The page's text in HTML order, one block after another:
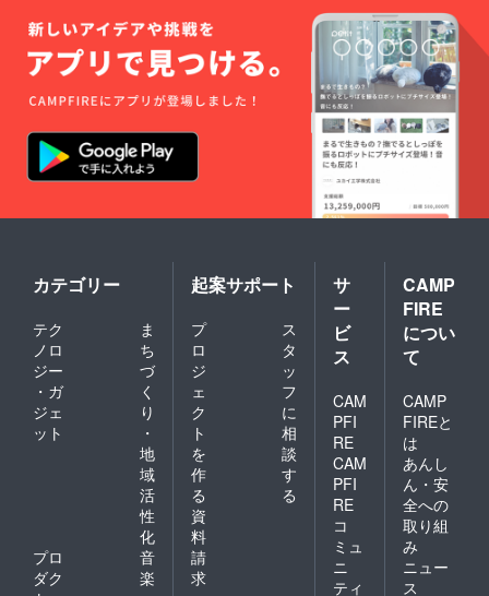
レミア
ムセッ
トです
キャン
ドル
（ミニ3
個） 睡
眠サ
ポート
ミニ
キャン
ドルギ
セット
（ミニ3
個）
スリー
ベーカ
リーク
ロワッ
サン
キャン
ドルギ
（ミニ3
個） ・
オリジ
ナルポ
スト
カード
・実行
者から
のお礼
のお手
紙 ・
Corom
ドル4種
（通常
サイ
ズ 香
りはお
まかせ
& お楽
しみ）
・【日
売&発売
未定】
ミニ
がりの
森」を
イメー
ジした
ミニ
ドル
（ミニ3
個） 睡
眠サ
ポート
キャン
ドルギ
フト
セット
（ミニ3
個）
カテゴリー
テク
ノロ
ジー
・ガ
ジェ
ット
ま
ち
づ
く
り
・
地
域
活
性
化
プロ
ダク
音
楽
起案サポート
プ
ロ
ジ
ェ
ク
ト
を
作
る
ス
タ
ッ
フ
に
相
談
す
る
資
料
請
求
サ
ー
ビ
ス
CAM
PFI
RE
CAM
PFI
RE
コ
ミュ
ニ
ティ
CAMP
FIRE
につい
て
CAMP
FIREと
は
あんし
ん・安
全への
取り組
み
ニュー
ス